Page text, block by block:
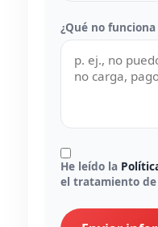
¿Qué no
He leído la
el tratamiento